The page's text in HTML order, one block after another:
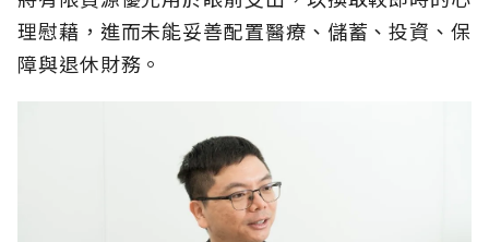
理慰藉，進而未能妥善配置醫療、儲蓄、投資、保
障與退休財務。